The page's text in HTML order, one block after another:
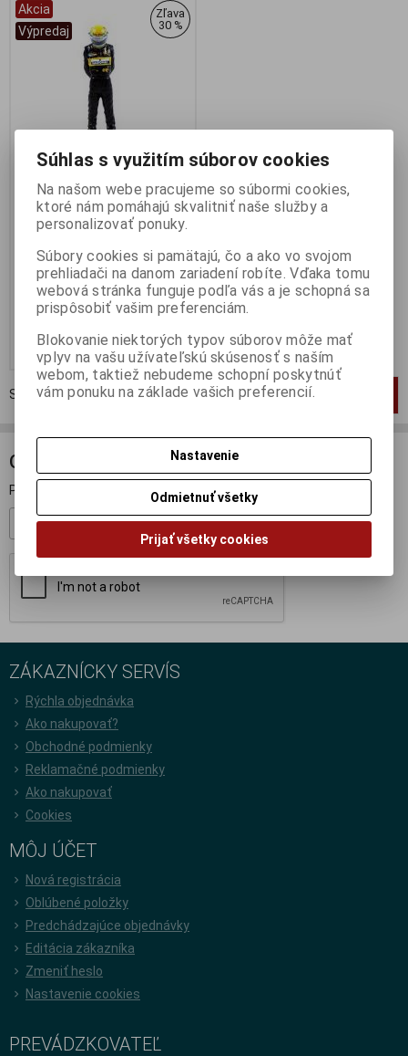
Akcia
Výpredaj
Zľava
30 %
1:18 AYRTON SENNA / LOTUS
/ STANDING FIGURE - VITESSE
- VFD042D
Výrobca:VITESSE
Katalógové číslo: VF-VFD042D
Skladom:1 ks
41,95 EUR59,95 EUR
Pridať do košíka
Strana1z1Celkom 1záznamov
ODBER NOVINIEK
Prihláste sa k odberu noviniek
Registrovať
ZÁKAZNÍCKY SERVÍS
Rýchla objednávka
Ako nakupovať?
Obchodné podmienky
Reklamačné podmienky
Ako nakupovať
Cookies
MÔJ ÚČET
Nová registrácia
Oblúbené položky
Predchádzajúce objednávky
Editácia zákazníka
Zmeniť heslo
Nastavenie cookies
PREVÁDZKOVATEĽ
Súhlas s využitím súborov cookies
Na našom webe pracujeme so súbormi cookies,
ktoré nám pomáhajú skvalitniť naše služby a
personalizovať ponuky.
Súbory cookies si pamätajú, čo a ako vo svojom
prehliadači na danom zariadení robíte. Vďaka tomu
webová stránka funguje podľa vás a je schopná sa
prispôsobiť vašim preferenciám.
Blokovanie niektorých typov súborov môže mať
vplyv na vašu užívateľskú skúsenosť s naším
webom, taktiež nebudeme schopní poskytnúť
vám ponuku na základe vašich preferencií.
Nastavenie
Odmietnuť všetky
Prijať všetky cookies